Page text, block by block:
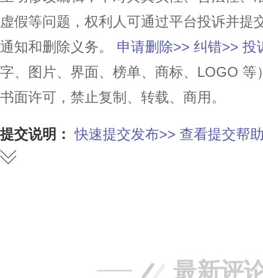
虚假等问题，权利人可通过平台投诉并提
通知和删除义务。
申请删除>> 纠错>> 投
字、图片、界面、榜单、商标、LOGO
书面许可，禁止复制、转载、商用。
提交说明： 快速提交发布>> 查看提交帮
最新评